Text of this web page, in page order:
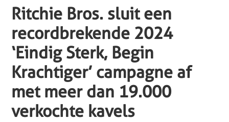
Ritchie Bros. sluit een
recordbrekende 2024
‘Eindig Sterk, Begin
Krachtiger’ campagne af
met meer dan 19.000
verkochte kavels